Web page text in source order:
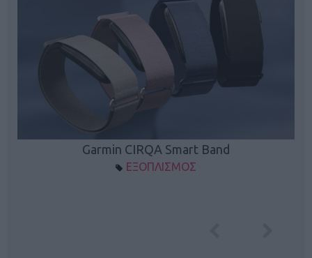
Garmin CIRQA Smart Band
ΕΞΟΠΛΙΣΜΟΣ